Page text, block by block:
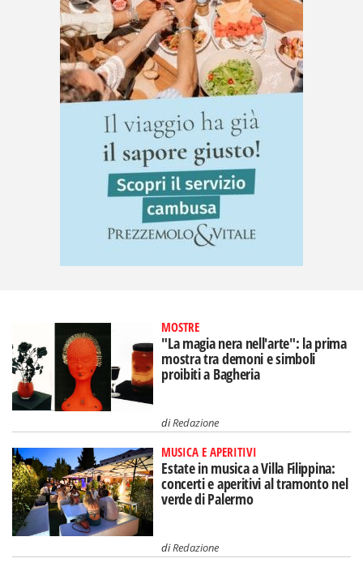
MOSTRE
"La magia nera nell'arte": la prima
mostra tra demoni e simboli
proibiti a Bagheria
diRedazione
MUSICA E APERITIVI
Estate in musica a Villa Filippina:
concerti e aperitivi al tramonto nel
verde di Palermo
diRedazione